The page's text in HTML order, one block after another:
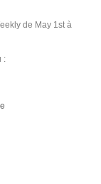
de May 1st à
: